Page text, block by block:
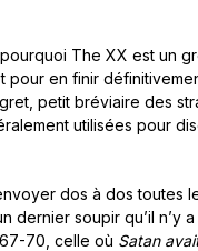
The XX est un
pour en finir
petit bréviaire des
utilisées pour
dos à dos toutes
dernier soupir qu’il n’y
70, celle où Satan